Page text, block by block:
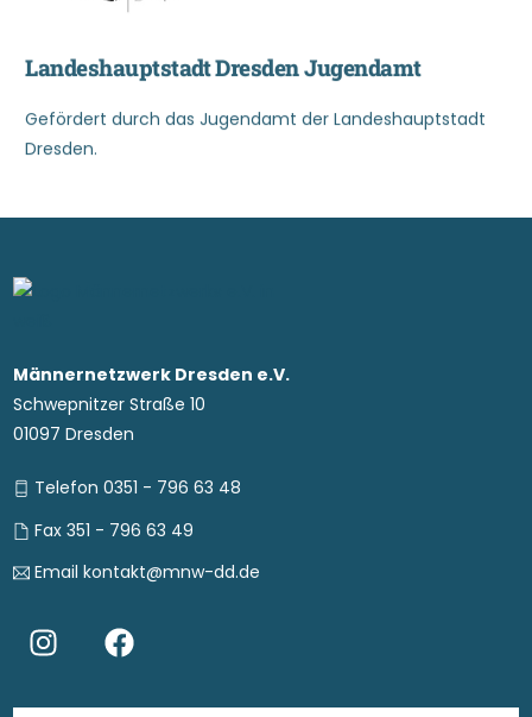
Landeshauptstadt Dresden Jugendamt
Gefördert durch das Jugendamt der Landeshauptstadt
Dresden.
Männernetzwerk Dresden e.V.
Schwepnitzer Straße 10
01097 Dresden
Telefon 0351 - 796 63 48
Fax 351 - 796 63 49
Email kontakt@mnw-dd.de